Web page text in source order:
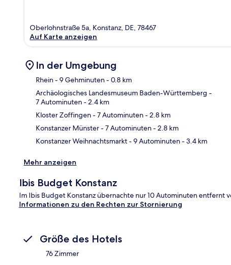
Oberlohnstraße 5a, Konstanz, DE, 78467
Auf Karte anzeigen
In der Umgebung
Rhein- 9 Gehminuten- 0.8 km
Archäologisches Landesmuseum Baden-Württemberg -
7 Autominuten- 2.4 km
Kloster Zoffingen- 7 Autominuten- 2.8 km
Konstanzer Münster- 7 Autominuten- 2.8 km
Konstanzer Weihnachtsmarkt- 9 Autominuten- 3.4 km
Mehr anzeigen
Ibis Budget Konstanz
Im Ibis Budget Konstanz übernachte nur 10 Autominuten entfernt
Informationen zu den Rechten zur Stornierung
Größe des Hotels
76 Zimmer